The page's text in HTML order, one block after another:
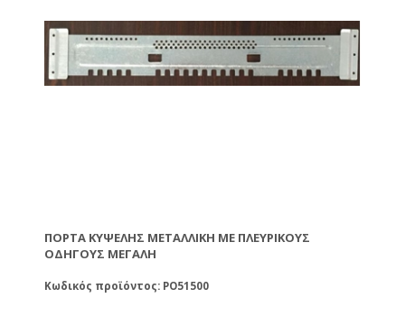
ΠΌΡΤΑ ΚΥΨΈΛΗΣ ΜΕΤΑΛΛΙΚΉ ΜΕ ΠΛΕΥΡΙΚΟΎΣ
ΟΔΗΓΟΎΣ ΜΕΓΆΛΗ
Κωδικός προϊόντος: PO51500